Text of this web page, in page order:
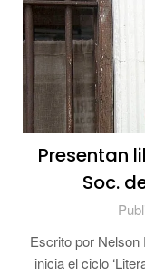
Presentan
Soc.
Escrito por
inicia el ciclo